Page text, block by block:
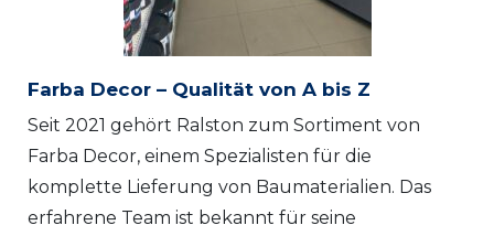
Farba Decor – Qualität von A bis Z
Seit 2021 gehört Ralston zum Sortiment von
Farba Decor, einem Spezialisten für die
komplette Lieferung von Baumaterialien. Das
erfahrene Team ist bekannt für seine